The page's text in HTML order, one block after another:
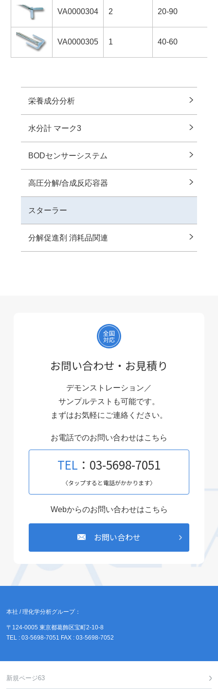
VA0000304 2 20-90
VA0000305 1 40-60
栄養成分分析
水分計 マーク3
BODセンサーシステム
⾼圧分解/合成反応容器
スターラー
分解促進剤 消耗品関連
全国
対応
お問い合わせ・お見積り
デモンストレーション／
サンプルテストも可能です。
まずはお気軽にご連絡ください。
お電話でのお問い合わせはこちら
TEL ：03-5698-7051
〈タップすると電話がかかります〉
Webからのお問い合わせはこちら
お問い合わせ
本社 / 理化学分析グループ：
〒124-0005 東京都葛飾区宝町2-10-8
TEL : 03-5698-7051 FAX : 03-5698-7052
新規ページ63